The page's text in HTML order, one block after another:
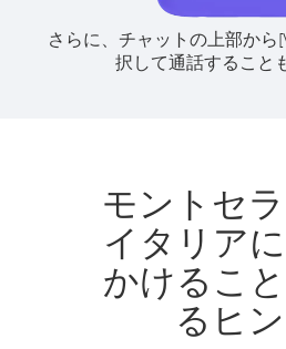
さらに、チャットの上部から
択して通話すること
モントセ
イタリア
かけるこ
るヒ